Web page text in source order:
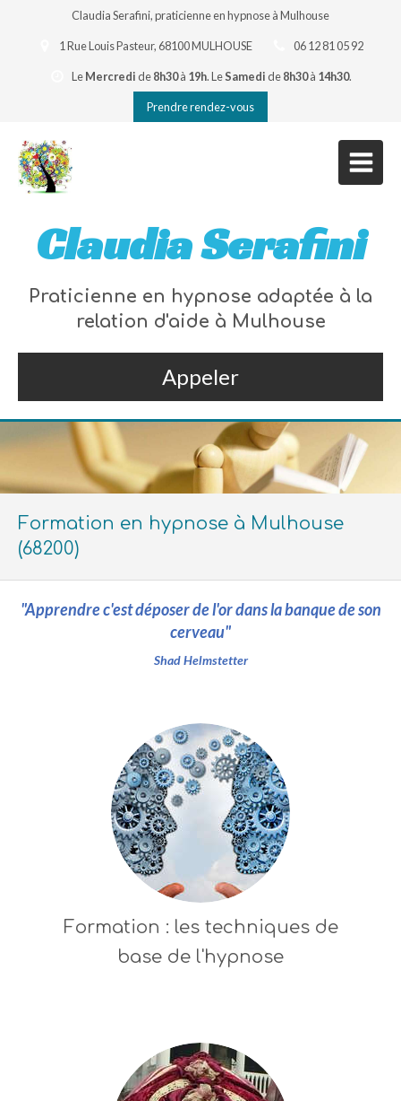
Claudia Serafini, praticienne en hypnose à Mulhouse
1 Rue Louis Pasteur, 68100 MULHOUSE 06 12 81 05 92
LeMercredi de8h30à 19h.LeSamedi de8h30à 14h30.
Prendre rendez-vous
Claudia Serafini
Praticienne en hypnose adaptée à la
relation d'aide à Mulhouse
Appeler
Formation en hypnose à Mulhouse
(68200)
"Apprendre c'est déposer de l'or dans la banque de son
cerveau"
Shad Helmstetter
Formation : les techniques de
base de l'hypnose